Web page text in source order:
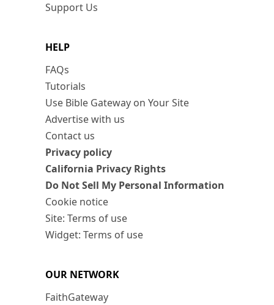
Support Us
HELP
FAQs
Tutorials
Use Bible Gateway on Your Site
Advertise with us
Contact us
Privacy policy
California Privacy Rights
Do Not Sell My Personal Information
Cookie notice
Site: Terms of use
Widget: Terms of use
OUR NETWORK
FaithGateway